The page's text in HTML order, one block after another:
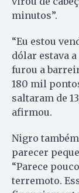
minutos”.
“Eu estou
dólar estava
furou a
180 mil
saltaram de
afirmou.
Nigro
parecer
“Parece
terremoto.